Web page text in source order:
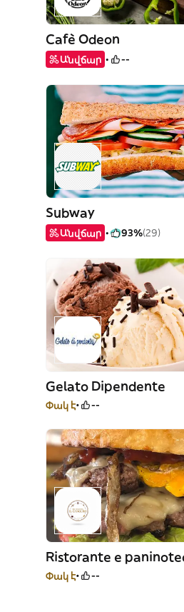
Cafè Odeon
Անվճար --
Subway
Անվճար 93%(29)
Gelato Dipendente
Փակ է --
Փակ է --